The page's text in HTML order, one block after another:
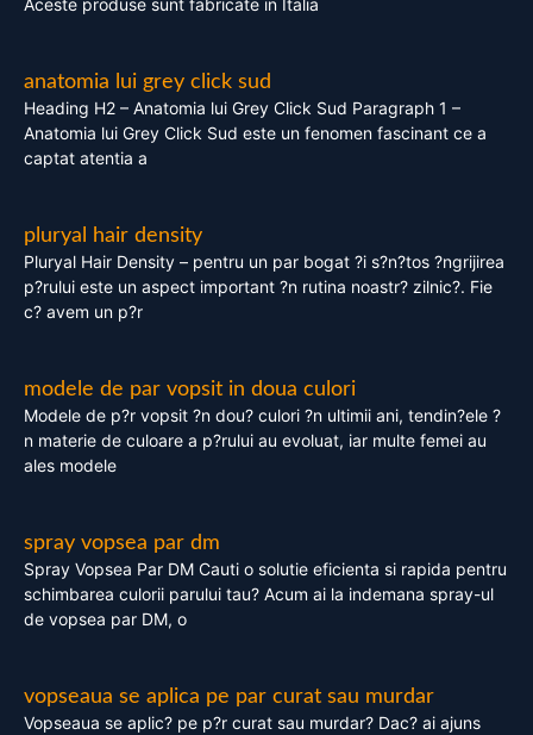
Aceste produse sunt fabricate in Italia
anatomia lui grey click sud
Heading H2 – Anatomia lui Grey Click Sud Paragraph 1 –
Anatomia lui Grey Click Sud este un fenomen fascinant ce a
captat atentia a
pluryal hair density
Pluryal Hair Density – pentru un par bogat ?i s?n?tos ?ngrijirea
p?rului este un aspect important ?n rutina noastr? zilnic?. Fie
c? avem un p?r
modele de par vopsit in doua culori
Modele de p?r vopsit ?n dou? culori ?n ultimii ani, tendin?ele ?
n materie de culoare a p?rului au evoluat, iar multe femei au
ales modele
spray vopsea par dm
Spray Vopsea Par DM Cauti o solutie eficienta si rapida pentru
schimbarea culorii parului tau? Acum ai la indemana spray-ul
de vopsea par DM, o
vopseaua se aplica pe par curat sau murdar
Vopseaua se aplic? pe p?r curat sau murdar? Dac? ai ajuns